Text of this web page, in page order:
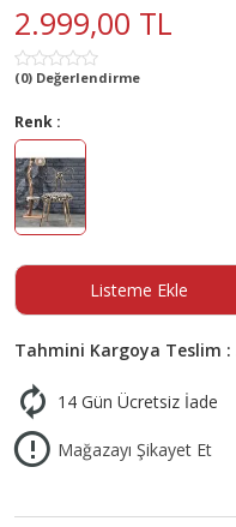
2.999,00 TL
(0) Değerlendirme
Renk :
Listeme Ekle
Tahmini Kargoya Teslim :
14 Gün Ücretsiz İade
Mağazayı Şikayet Et